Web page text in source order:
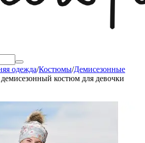
одежда/Костюмы/Демисезонные
костюм для девочки